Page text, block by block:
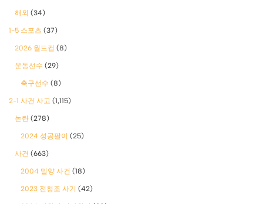
해외 (34)
1-5 스포츠 (37)
2026 월드컵 (8)
운동선수 (29)
축구선수 (8)
2-1 사건 사고 (1,115)
논란 (278)
2024 성공팔이 (25)
사건 (663)
2004 밀양 사건 (18)
2023 전청조 사기 (42)